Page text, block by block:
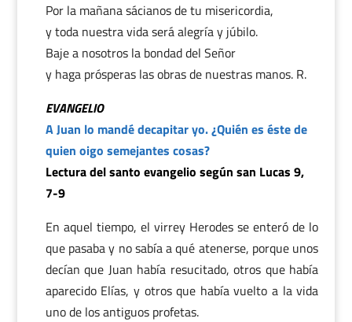
Por la mañana sácianos de tu misericordia,
y toda nuestra vida será alegría y júbilo.
Baje a nosotros la bondad del Señor
y haga prósperas las obras de nuestras manos. R.
EVANGELIO
A Juan lo mandé decapitar yo. ¿Quién es éste de
quien oigo semejantes cosas?
Lectura del santo evangelio según san Lucas 9,
7-9
En aquel tiempo, el virrey Herodes se enteró de lo
que pasaba y no sabía a qué atenerse, porque unos
decían que Juan había resucitado, otros que había
aparecido Elías, y otros que había vuelto a la vida
uno de los antiguos profetas.